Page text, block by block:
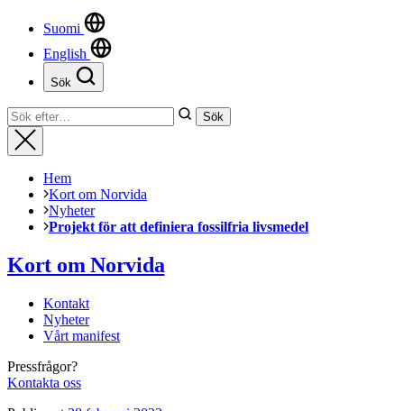
Suomi
English
Sök
Stäng
Sök
efter:
Sök
Stäng
Hem
Kort om Norvida
Nyheter
Projekt för att definiera fossilfria livsmedel
Kort om Norvida
Kontakt
Nyheter
Vårt manifest
Pressfrågor?
Kontakta oss
uppbyggnad,
baserat på
hur hemsidan
används.
Upplevelse
För att vår
hemsida ska
prestera så
bra som
möjligt
under ditt
besök. Om
här kakorna
funktionalitet
att försvinna
från